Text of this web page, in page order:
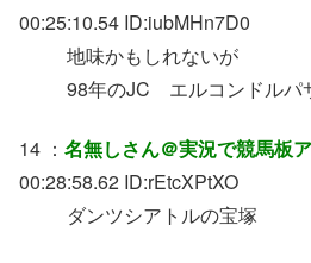
00:25:10.54 ID:iubMHn7D0
地味かもしれないが
98年のJC エルコンドルパ
14 ： 名無しさん＠実況で競馬板
00:28:58.62 ID:rEtcXPtXO
ダンツシアトルの宝塚